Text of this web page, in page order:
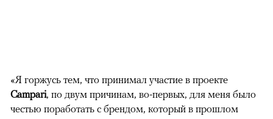
«Я горжусь тем, что принимал участие в проекте
Campari, по двум причинам, во-первых, для меня было
честью поработать с брендом, который в прошлом